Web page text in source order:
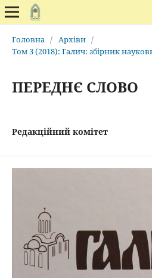
Головна / Архіви /
Том 3 (2018): Галич: збірник
ПЕРЕДНЄ СЛОВО
Редакційний комітет